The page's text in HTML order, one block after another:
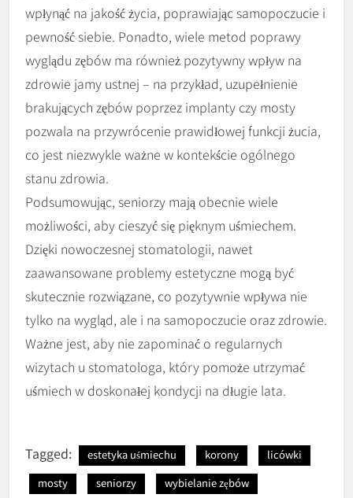
wpłynąć na jakość życia, poprawiając samopoczucie i
pewność siebie. Ponadto, wiele metod poprawy
wyglądu zębów ma również pozytywny wpływ na
zdrowie jamy ustnej – na przykład, uzupełnienie
brakujących zębów poprzez implanty czy mosty
pozwala na przywrócenie prawidłowej funkcji żucia,
co jest niezwykle ważne w kontekście ogólnego
stanu zdrowia.
Podsumowując, seniorzy mają obecnie wiele
możliwości, aby cieszyć się pięknym uśmiechem.
Dzięki nowoczesnej stomatologii, nawet
zaawansowane problemy estetyczne mogą być
skutecznie rozwiązane, co pozytywnie wpływa nie
tylko na wygląd, ale i na samopoczucie oraz zdrowie.
Ważne jest, aby nie zapominać o regularnych
wizytach u stomatologa, który pomoże utrzymać
uśmiech w doskonałej kondycji na długie lata.
Tagged: estetyka uśmiechu korony
licówki
mosty
seniorzy wybielanie zębów